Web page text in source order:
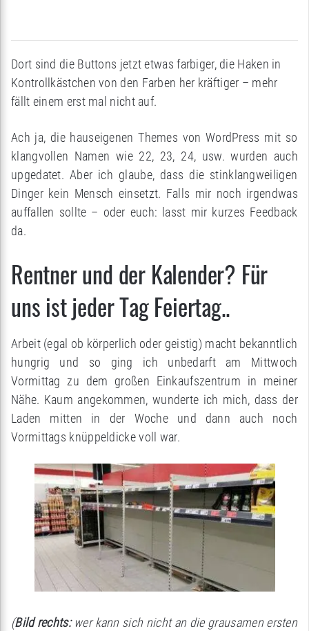
Dort sind die Buttons jetzt etwas farbiger, die Haken in
Kontrollkästchen von den Farben her kräftiger – mehr
fällt einem erst mal nicht auf.
Ach ja, die hauseigenen Themes von WordPress mit so
klangvollen Namen wie 22, 23, 24, usw. wurden auch
upgedatet. Aber ich glaube, dass die stinklangweiligen
Dinger kein Mensch einsetzt. Falls mir noch irgendwas
auffallen sollte – oder euch: lasst mir kurzes Feedback
da.
Rentner und der Kalender? Für
uns ist jeder Tag Feiertag..
Arbeit (egal ob körperlich oder geistig) macht bekanntlich
hungrig und so ging ich unbedarft am Mittwoch
Vormittag zu dem großen Einkaufszentrum in meiner
Nähe. Kaum angekommen, wunderte ich mich, dass der
Laden mitten in der Woche und dann auch noch
Vormittags knüppeldicke voll war.
(Bild rechts: wer kann sich nicht an die grausamen ersten